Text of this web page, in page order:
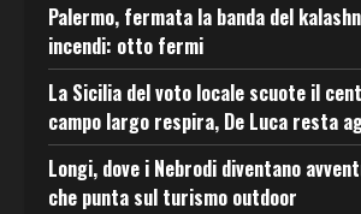
Palermo, fermata la banda del
incendi: otto fermi
La Sicilia del voto locale scuote il
campo largo respira, De Luca resta
Longi, dove i Nebrodi diventano
che punta sul turismo outdoor